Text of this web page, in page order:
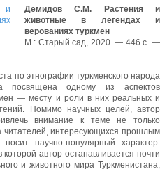
Демидов С.М. Растения и
животные в легендах и
верованиях туркмен
М.: Старый сад, 2020. — 446 с. —
по этнографии туркменского народа
посвящена одному из аспектов
— месту и роли в них реальных и
Помимо научных целей, автор
внимание к теме не только
читателей, интересующихся прошлым
научно-популярный характер.
автор останавливается почти
и животного мира Туркменистана,